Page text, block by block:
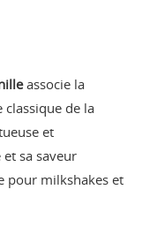
associe la
classique de la
et
sa saveur
pour milkshakes et